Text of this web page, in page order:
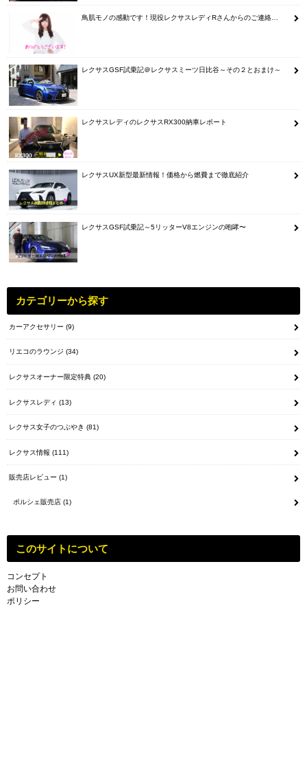
鳥肌モノの感動です！現役レクサスレディRさんからのご連絡…
レクサスGSF試乗記＠レクサスミーツ日比谷～その２とおまけ～
レクサスレディのレクサスRX300納車レポート
レクサスUX新型最新情報！価格から燃費まで徹底紹介
レクサスGSF試乗記～5リッターV8エンジンの咆哮〜
カテゴリーから探す
カーアクセサリー(9)
リエコのラウンジ(34)
レクサスオーナー限定特典(20)
レクサスレディ(13)
レクサス女子のつぶやき(81)
レクサス情報(111)
販売店レビュー(1)
ポルシェ販売店 (1)
このサイトについて
コンセプト
お問い合わせ
ポリシー